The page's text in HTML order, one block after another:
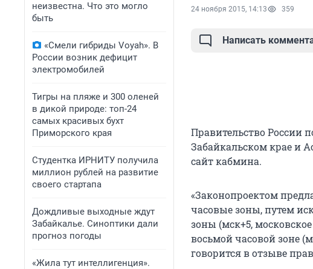
неизвестна. Что это могло
быть
«Смели гибриды Voyah». В
России возник дефицит
электромобилей
Тигры на пляже и 300 оленей
в дикой природе: топ-24
самых красивых бухт
Приморского края
Студентка ИРНИТУ получила
миллион рублей на развитие
своего стартапа
Дождливые выходные ждут
Забайкалье. Синоптики дали
прогноз погоды
«Жила тут интеллигенция».
24 ноября 2015, 14:13 359
Написать
Правительство России
Забайкальском крае и
сайт кабмина.
«Законопроектом
часовые зоны, путем
зоны (мск+5,
восьмой часовой зоне
говорится в отзыве